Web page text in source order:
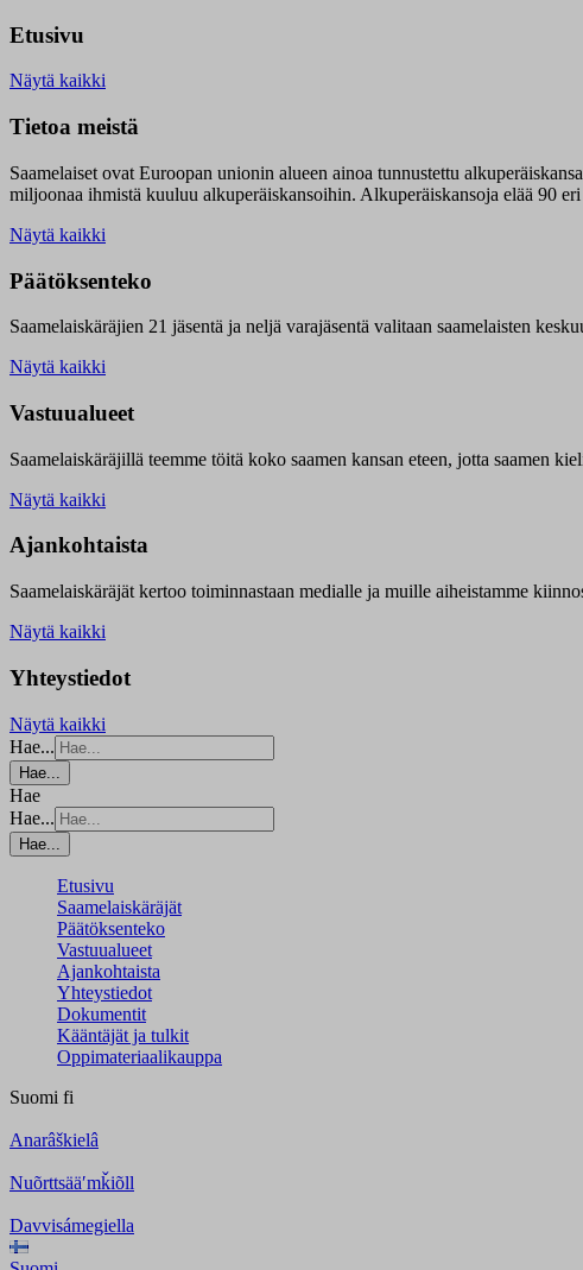
Etusivu
Näytä kaikki
Tietoa meistä
Saamelaiset ovat Euroopan unionin alueen ainoa tunnustettu
miljoonaa ihmistä kuuluu alkuperäiskansoihin. Alkuperäiskansoja elää 90
Näytä kaikki
Päätöksenteko
Saamelaiskäräjien 21 jäsentä ja neljä varajäsentä valitaan saamelaisten
Näytä kaikki
Vastuualueet
Saamelaiskäräjillä teemme töitä koko saamen kansan eteen, jotta saamen
Näytä kaikki
Ajankohtaista
Saamelaiskäräjät kertoo toiminnastaan medialle ja muille aiheistamme
Näytä kaikki
Yhteystiedot
Näytä kaikki
Hae...
Hae...
Hae
Hae...
Hae...
Etusivu
Saamelaiskäräjät
Päätöksenteko
Vastuualueet
Ajankohtaista
Yhteystiedot
Dokumentit
Kääntäjät ja tulkit
Oppimateriaalikauppa
Suomi fi
Anarâškielâ
Nuõrttsääʹmǩiõll
Davvisámegiella